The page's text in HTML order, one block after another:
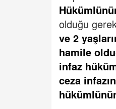
olduğu
ve 2
hamile
infaz
ceza